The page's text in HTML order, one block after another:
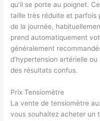
qu’il se porte au poignet.
taille très réduite et parfois
de la journée,
prend automatiquement
généralement
d’hypertension artérielle
des résultats confus.
Prix Tensiomètre
La vente de tensiomètre
vous souhaitez acheter un